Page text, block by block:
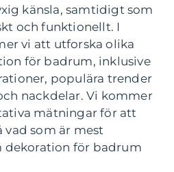
känsla, samtidigt som
och funktionellt. I
vi att utforska olika
för badrum, inklusive
populära trender
nackdelar. Vi kommer
mätningar för att
som är mest
dekoration för badrum